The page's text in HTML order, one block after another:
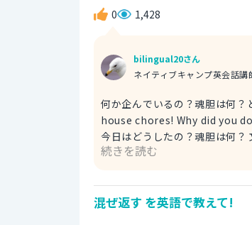
0 1,428
bilingual20さん
ネイティブキャンプ英会話講
何か企んでいるの？魂胆は何？という意
house chores! Why did you do it today? Are you up to something? お手伝いなんてめったにしないのに、
今日はどうしたの？魂胆は何？ 文字通り、hidden（隠れた）agenda (予定、計画)でも魂胆や企みの意味にな
ります。 例文 What is your hidden agenda? 魂胆は何？ What’s the catch? はスラングですが、美味しい話な
My children were helping
子供達が手伝いをしました。魂
続きを読む
混ぜ返す を英語で教えて!